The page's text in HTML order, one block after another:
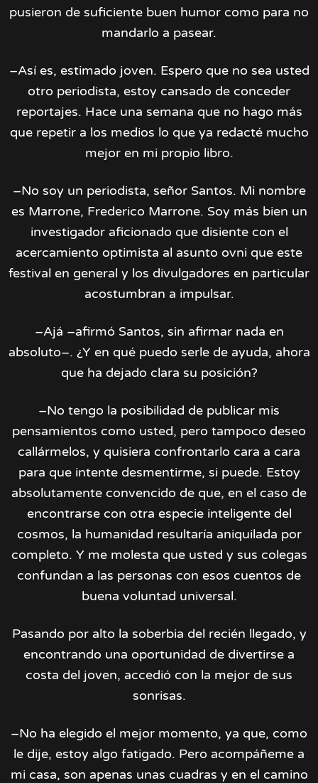
pusieron de suficiente buen humor como para no
mandarlo a pasear.
–Así es, estimado joven. Espero que no sea usted
otro periodista, estoy cansado de conceder
reportajes. Hace una semana que no hago más
que repetir a los medios lo que ya redacté mucho
mejor en mi propio libro.
–No soy un periodista, señor Santos. Mi nombre
es Marrone, Frederico Marrone. Soy más bien un
investigador aficionado que disiente con el
acercamiento optimista al asunto ovni que este
festival en general y los divulgadores en particular
acostumbran a impulsar.
–Ajá –afirmó Santos, sin afirmar nada en
absoluto–. ¿Y en qué puedo serle de ayuda, ahora
que ha dejado clara su posición?
–No tengo la posibilidad de publicar mis
pensamientos como usted, pero tampoco deseo
callármelos, y quisiera confrontarlo cara a cara
para que intente desmentirme, si puede. Estoy
absolutamente convencido de que, en el caso de
encontrarse con otra especie inteligente del
cosmos, la humanidad resultaría aniquilada por
completo. Y me molesta que usted y sus colegas
confundan a las personas con esos cuentos de
buena voluntad universal.
Pasando por alto la soberbia del recién llegado, y
encontrando una oportunidad de divertirse a
costa del joven, accedió con la mejor de sus
sonrisas.
–No ha elegido el mejor momento, ya que, como
le dije, estoy algo fatigado. Pero acompáñeme a
mi casa, son apenas unas cuadras y en el camino